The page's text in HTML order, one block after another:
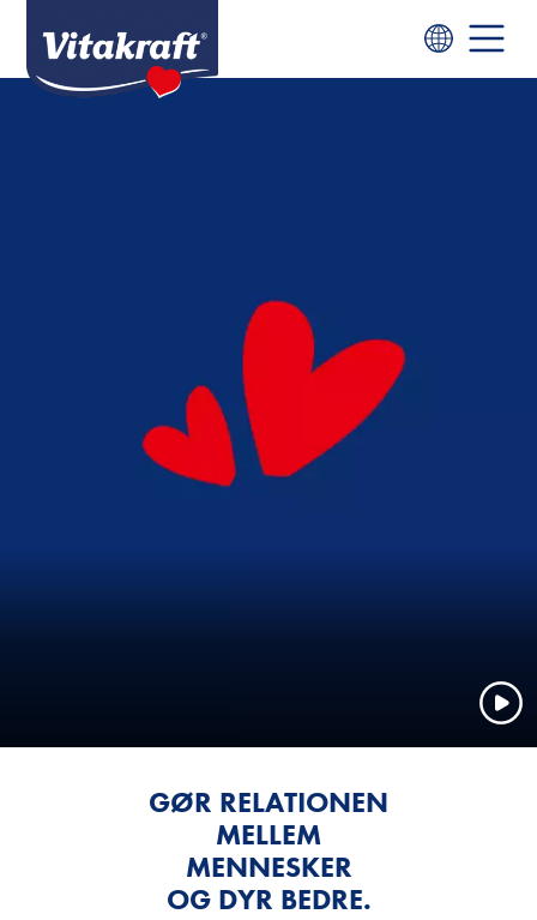
GØR RELATIONEN
MELLEM
MENNESKER
OG DYR BEDRE.